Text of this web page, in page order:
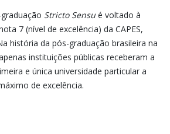
Stricto Sensu é voltado à
7 (nível de excelência) da CAPES,
história da pós-graduação brasileira na
instituições públicas receberam a
e única universidade particular a
de excelência.